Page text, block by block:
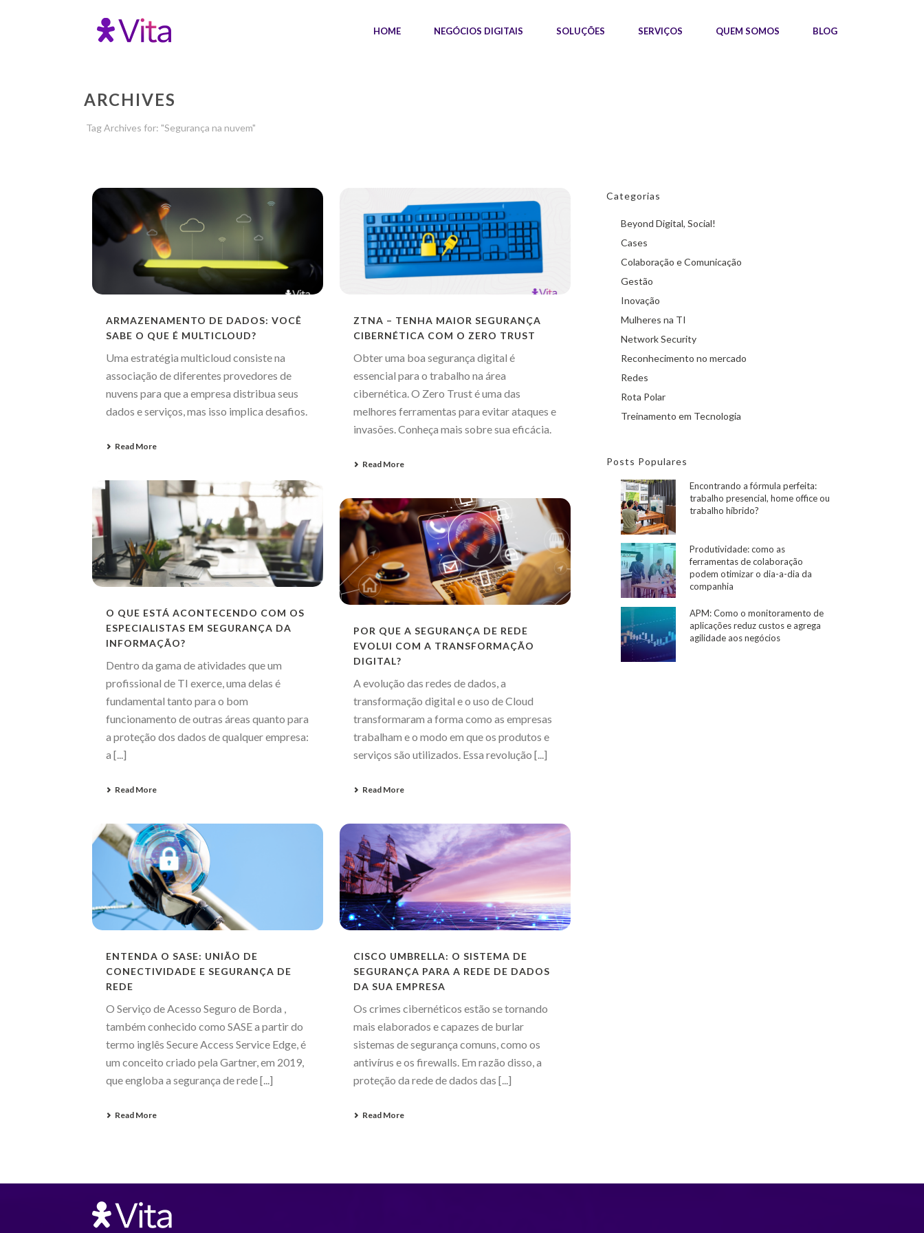
HOME NEGÓCIOS DIGITAIS SOLUÇÕES SERVIÇOS QUEM SOMOS BLOG
ARCHIVES
Tag Archives for: "Segurança na nuvem"
ARMAZENAMENTO DE DADOS: VOCÊ
SABE O QUE É MULTICLOUD?
Uma estratégia multicloud consiste na
associação de diferentes provedores de
nuvens para que a empresa distribua seus
dados e serviços, mas isso implica desafios.
Read More
ZTNA – TENHA MAIOR SEGURANÇA
CIBERNÉTICA COM O ZERO TRUST
Obter uma boa segurança digital é
essencial para o trabalho na área
cibernética. O Zero Trust é uma das
melhores ferramentas para evitar ataques e
invasões. Conheça mais sobre sua eficácia.
Read More
O QUE ESTÁ ACONTECENDO COM OS
ESPECIALISTAS EM SEGURANÇA DA
INFORMAÇÃO?
Dentro da gama de atividades que um
profissional de TI exerce, uma delas é
fundamental tanto para o bom
funcionamento de outras áreas quanto para
a proteção dos dados de qualquer empresa:
a [...]
Read More
POR QUE A SEGURANÇA DE REDE
EVOLUI COM A TRANSFORMAÇÃO
DIGITAL?
A evolução das redes de dados, a
transformação digital e o uso de Cloud
transformaram a forma como as empresas
trabalham e o modo em que os produtos e
serviços são utilizados. Essa revolução [...]
Read More
ENTENDA O SASE: UNIÃO DE
CONECTIVIDADE E SEGURANÇA DE
REDE
O Serviço de Acesso Seguro de Borda ,
também conhecido como SASE a partir do
termo inglês Secure Access Service Edge, é
um conceito criado pela Gartner, em 2019,
que engloba a segurança de rede [...]
Read More
CISCO UMBRELLA: O SISTEMA DE
SEGURANÇA PARA A REDE DE DADOS
DA SUA EMPRESA
Os crimes cibernéticos estão se tornando
mais elaborados e capazes de burlar
sistemas de segurança comuns, como os
antivírus e os firewalls. Em razão disso, a
proteção da rede de dados das [...]
Read More
Categorias
Beyond Digital, Social!
Cases
Colaboração e Comunicação
Gestão
Inovação
Mulheres na TI
Network Security
Reconhecimento no mercado
Redes
Rota Polar
Treinamento em Tecnologia
Posts Populares
Encontrando a fórmula perfeita:
trabalho presencial, home office ou
trabalho híbrido?
Produtividade: como as
ferramentas de colaboração
podem otimizar o dia-a-dia da
companhia
APM: Como o monitoramento de
aplicações reduz custos e agrega
agilidade aos negócios